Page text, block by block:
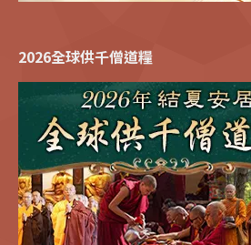
2026全球供千僧道糧